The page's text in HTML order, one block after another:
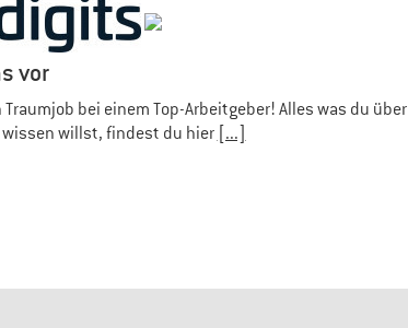
vor
bei einem Top-Arbeitgeber! Alles was du über
wissen willst, findest du hier [...]